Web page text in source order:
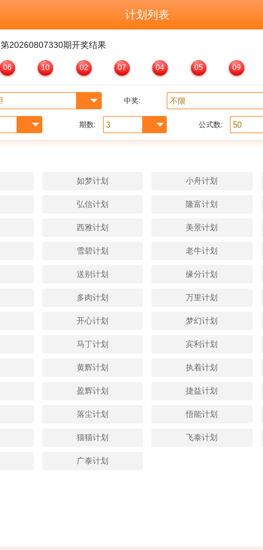
计划列表
第20260807330期开奖结果
06 10 02 07 04 05 09
中奖:
期数: 公式数:
如梦计划 小舟计划
弘信计划 隆富计划
西雅计划 美景计划
雪碧计划 老牛计划
送别计划 缘分计划
多肉计划 万里计划
开心计划 梦幻计划
马丁计划 宾利计划
黄辉计划 执着计划
盈辉计划 捷益计划
落尘计划 悟能计划
猫猫计划 飞泰计划
广泰计划